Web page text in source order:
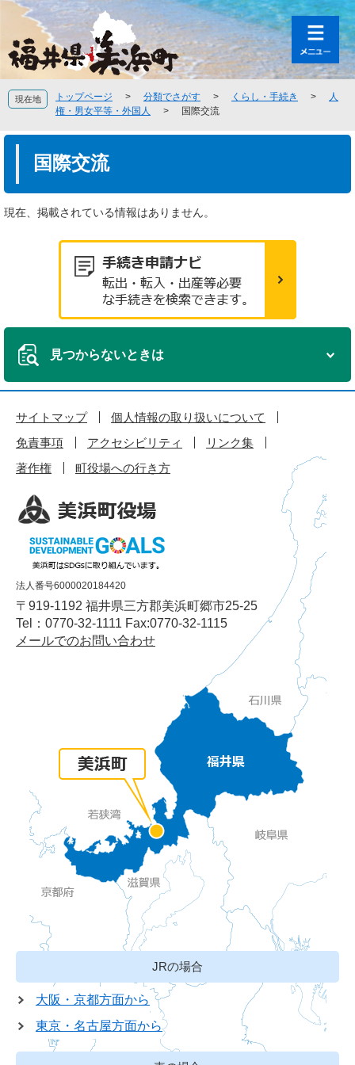
の
頭
で
。
ー
飛
ば
て
へ
現在地 トップページ > 分類でさがす > くらし・手続き >
人
権・男女平等・外国人
> 国際交流
国際交流
現在、掲載されている情報はありません。
見つからないときは
サイトマップ
個人情報の取り扱いについて
免責事項
アクセシビリティ
リンク集
著作権
町役場への行き方
法人番号6000020184420
〒919-1192 福井県三方郡美浜町郷市25-25
Tel：0770-32-1111 Fax:0770-32-1115
メールでのお問い合わせ
JRの場合
大阪・京都方面から
東京・名古屋方面から